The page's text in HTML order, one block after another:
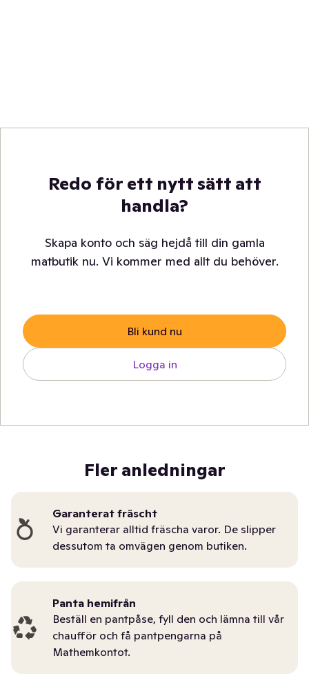
Redo för ett nytt sätt att
handla?
Skapa konto och säg hejdå till din gamla
matbutik nu. Vi kommer med allt du behöver.
Bli kund nu
Logga in
Fler anledningar
Garanterat fräscht
Vi garanterar alltid fräscha varor. De slipper
dessutom ta omvägen genom butiken.
Panta hemifrån
Beställ en pantpåse, fyll den och lämna till vår
chaufför och få pantpengarna på
Mathemkontot.